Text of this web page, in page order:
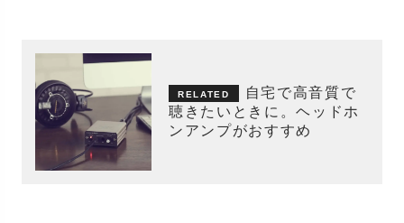
自宅で高音質で
聴きたいときに。ヘッドホ
ンアンプがおすすめ